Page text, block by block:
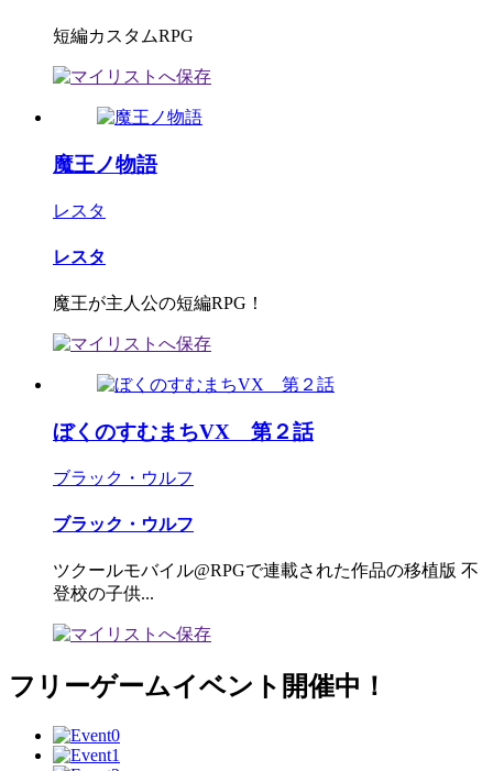
短編カスタムRPG
魔王ノ物語
レスタ
レスタ
魔王が主人公の短編RPG！
ぼくのすむまちVX 第２話
ブラック・ウルフ
ブラック・ウルフ
ツクールモバイル@RPGで連載された作品の移植版 不
登校の子供...
フリーゲームイベント開催中！